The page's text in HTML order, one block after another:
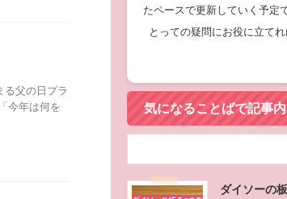
る父の日プラ
今年は何を
たペースで更新していく予定
とっての疑問にお役に立てれ
気になることばで記事
ダイソーの